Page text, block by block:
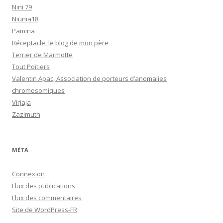
Nini 79
Niunia18
Pamina
Réceptacle, le blog de mon père
Terrier de Marmotte
Tout Poitiers
Valentin Apac, Association de porteurs d’anomalies
chromosomiques
Virjaja
Zazimuth
MÉTA
Connexion
Flux des publications
Flux des commentaires
Site de WordPress-FR